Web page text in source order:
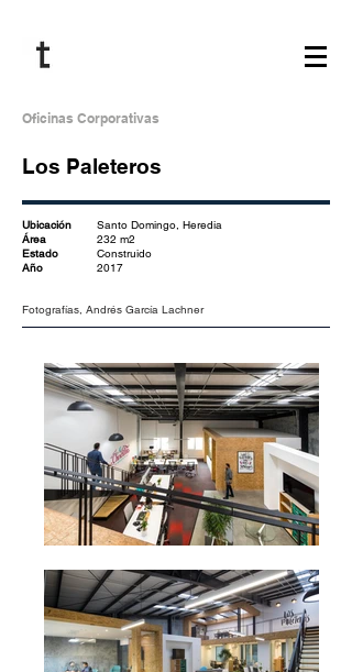
Oficinas Corporativas
Los Paleteros
Ubicación
Área
Estado
Año
Santo Domingo, Heredia
232 m2
Construido
2017
Fotografías, Andrés García Lachner